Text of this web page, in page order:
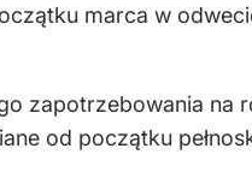
marca w
zapotrzebowania na
od początku